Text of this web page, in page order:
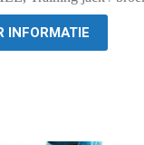
INFORMATIE